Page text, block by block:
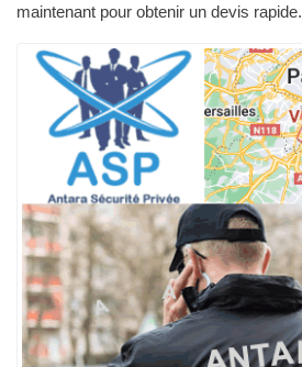
maintenant pour obtenir un devis rapide.